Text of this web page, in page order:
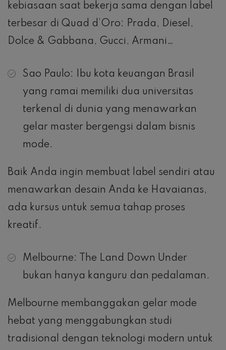
kebiasaan saat bekerja sama dengan label
terbesar di Quad d’Oro: Prada, Diesel,
Dolce & Gabbana, Gucci, Armani…
Sao Paulo: Ibu kota keuangan Brasil
yang ramai memiliki dua universitas
terkenal di dunia yang menawarkan
gelar master bergengsi dalam bisnis
mode.
Baik Anda ingin membuat label sendiri atau
menawarkan desain Anda ke Havaianas,
ada kursus untuk semua tahap proses
kreatif.
Melbourne: The Land Down Under
bukan hanya kanguru dan pedalaman.
Melbourne membanggakan gelar mode
hebat yang menggabungkan studi
tradisional dengan teknologi modern untuk